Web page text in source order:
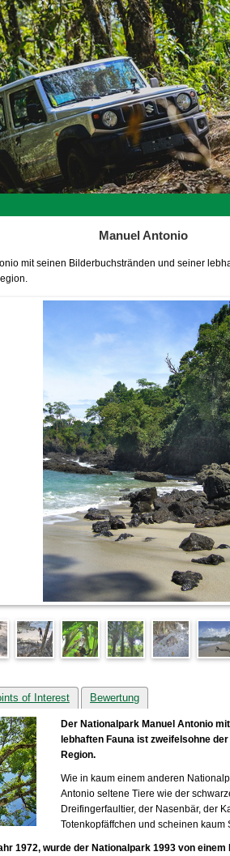
Manuel Antonio
mit seinen Bilderbuchstränden und seiner
of Interest Bewertung
Der Nationalpark Manuel Antonio
lebhaften Fauna ist zweifelsohne
Region.
Wie in kaum einem anderen
Antonio seltene Tiere wie der
Dreifingerfaultier, der Nasenbär, der
Totenkopfäffchen und scheinen
1972, wurde der Nationalpark 1993 von